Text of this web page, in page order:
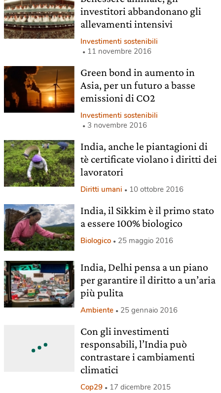
investitori abbandonano gli
allevamenti intensivi
Investimenti sostenibili
11 novembre 2016
Green bond in aumento in
Asia, per un futuro a basse
emissioni di CO2
Investimenti sostenibili
3 novembre 2016
India, anche le piantagioni di
tè certificate violano i diritti dei
lavoratori
Diritti umani 10 ottobre 2016
India, il Sikkim è il primo stato
a essere 100% biologico
Biologico 25 maggio 2016
India, Delhi pensa a un piano
per garantire il diritto a un’aria
più pulita
Ambiente 25 gennaio 2016
Con gli investimenti
responsabili, l’India può
contrastare i cambiamenti
climatici
Cop29 17 dicembre 2015